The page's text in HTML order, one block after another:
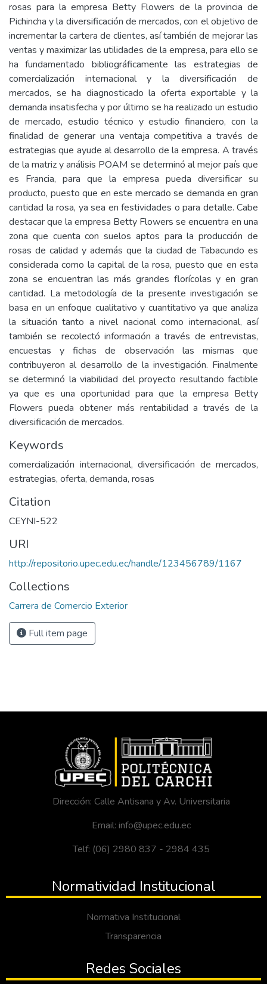
rosas para la empresa Betty Flowers de la provincia de
Pichincha y la diversificación de mercados, con el objetivo de
incrementar la cartera de clientes, así también de mejorar las
ventas y maximizar las utilidades de la empresa, para ello se
ha fundamentado bibliográficamente las estrategias de
comercialización internacional y la diversificación de
mercados, se ha diagnosticado la oferta exportable y la
demanda insatisfecha y por último se ha realizado un estudio
de mercado, estudio técnico y estudio financiero, con la
finalidad de generar una ventaja competitiva a través de
estrategias que ayude al desarrollo de la empresa. A través
de la matriz y análisis POAM se determinó al mejor país que
es Francia, para que la empresa pueda diversificar su
producto, puesto que en este mercado se demanda en gran
cantidad la rosa, ya sea en festividades o para detalle. Cabe
destacar que la empresa Betty Flowers se encuentra en una
zona que cuenta con suelos aptos para la producción de
rosas de calidad y además que la ciudad de Tabacundo es
considerada como la capital de la rosa, puesto que en esta
zona se encuentran las más grandes florícolas y en gran
cantidad. La metodología de la presente investigación se
basa en un enfoque cualitativo y cuantitativo ya que analiza
la situación tanto a nivel nacional como internacional, así
también se recolectó información a través de entrevistas,
encuestas y fichas de observación las mismas que
contribuyeron al desarrollo de la investigación. Finalmente
se determinó la viabilidad del proyecto resultando factible
ya que es una oportunidad para que la empresa Betty
Flowers pueda obtener más rentabilidad a través de la
diversificación de mercados.
Keywords
comercialización internacional, diversificación de mercados,
estrategias, oferta, demanda, rosas
Citation
CEYNI-522
URI
http://repositorio.upec.edu.ec/handle/123456789/1167
Collections
Carrera de Comercio Exterior
Full item page
Dirección: Calle Antisana y Av. Universitaria
Email: info@upec.edu.ec
Telf: (06) 2980 837 - 2984 435
Normatividad Institucional
Normativa Institucional
Transparencia
Redes Sociales